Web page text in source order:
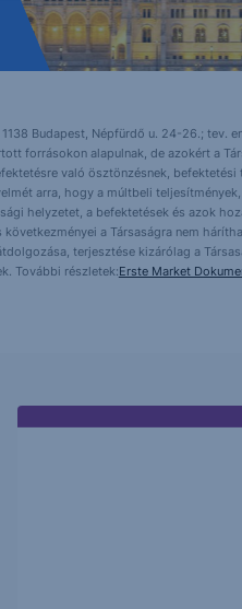
Budapest, Népfürdő u. 24-26.; tev.
forrásokon alapulnak, de azokért a
való ösztönzésnek, befektetési
arra, hogy a múltbeli
helyzetet, a befektetések és azok
a Társaságra nem
terjesztése kizárólag a
További részletek:Erste Market